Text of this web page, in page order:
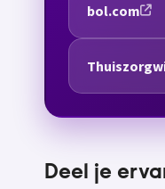
bol.com
Deel je